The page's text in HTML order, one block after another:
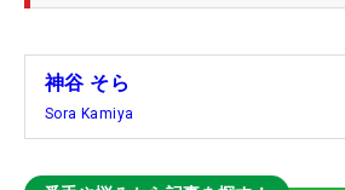
神谷 そら
Sora Kamiya